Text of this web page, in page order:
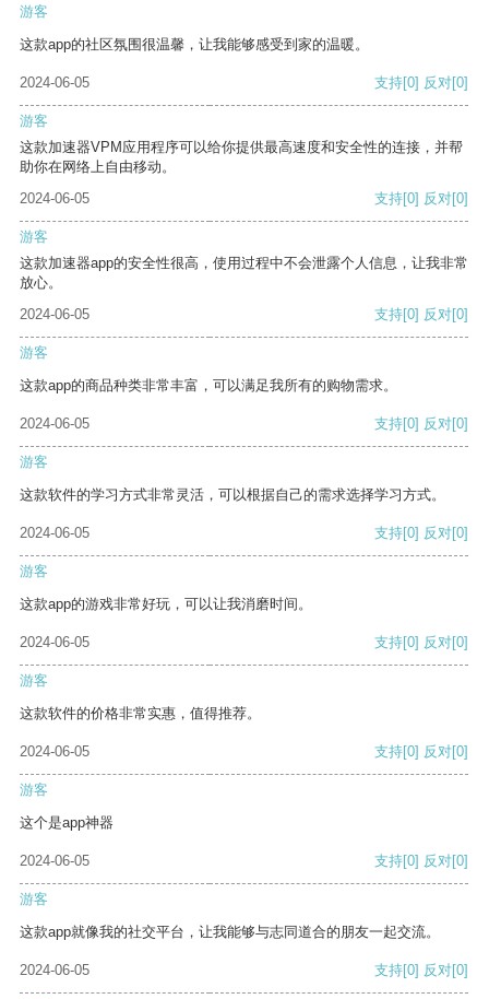
游客
这款app的社区氛围很温馨，让我能够感受到家的温暖。
2024-06-05 支持[0] 反对[0]
游客
这款加速器VPM应用程序可以给你提供最高速度和安全性的连接，并帮
助你在网络上自由移动。
2024-06-05
支持[0] 反对[0]
游客
这款加速器app的安全性很高，使用过程中不会泄露个人信息，让我非常
放心。
2024-06-05
支持[0] 反对[0]
游客
这款app的商品种类非常丰富，可以满足我所有的购物需求。
2024-06-05 支持[0] 反对[0]
游客
这款软件的学习方式非常灵活，可以根据自己的需求选择学习方式。
2024-06-05 支持[0] 反对[0]
游客
这款app的游戏非常好玩，可以让我消磨时间。
2024-06-05 支持[0] 反对[0]
游客
这款软件的价格非常实惠，值得推荐。
2024-06-05 支持[0] 反对[0]
游客
这个是app神器
2024-06-05 支持[0] 反对[0]
游客
这款app就像我的社交平台，让我能够与志同道合的朋友一起交流。
2024-06-05 支持[0] 反对[0]